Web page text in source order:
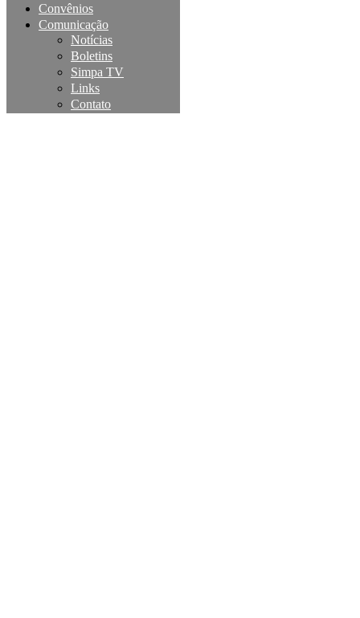
Convênios
Comunicação
Notícias
Boletins
Simpa TV
Links
Contato